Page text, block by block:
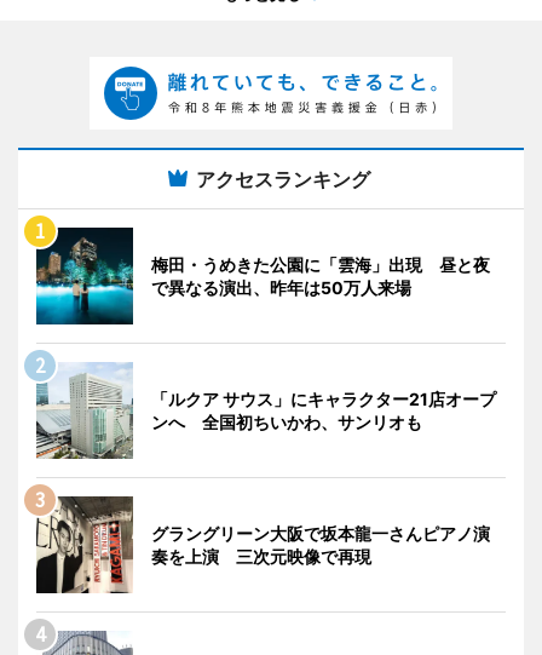
アクセスランキング
梅田・うめきた公園に「雲海」出現 昼と夜
で異なる演出、昨年は50万人来場
「ルクア サウス」にキャラクター21店オープ
ンへ 全国初ちいかわ、サンリオも
グラングリーン大阪で坂本龍一さんピアノ演
奏を上演 三次元映像で再現